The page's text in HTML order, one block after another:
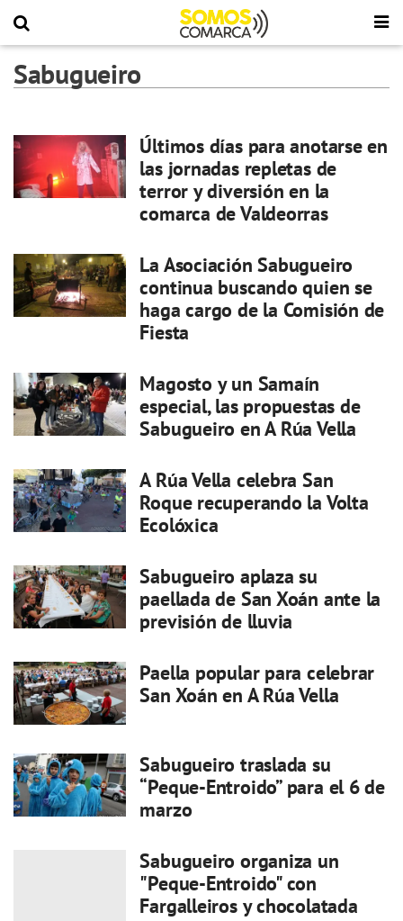
Sabugueiro
Últimos días para anotarse en
las jornadas repletas de
terror y diversión en la
comarca de Valdeorras
La Asociación Sabugueiro
continua buscando quien se
haga cargo de la Comisión de
Fiesta
Magosto y un Samaín
especial, las propuestas de
Sabugueiro en A Rúa Vella
A Rúa Vella celebra San
Roque recuperando la Volta
Ecolóxica
Sabugueiro aplaza su
paellada de San Xoán ante la
previsión de lluvia
Paella popular para celebrar
San Xoán en A Rúa Vella
Sabugueiro traslada su
“Peque-Entroido” para el 6 de
marzo
Sabugueiro organiza un
"Peque-Entroido" con
Fargalleiros y chocolatada